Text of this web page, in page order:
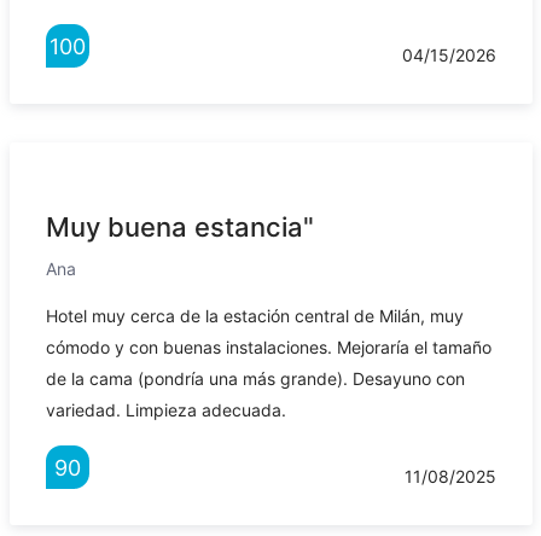
100 04/15/2026
Muy buena estancia"
Ana
Hotel muy cerca de la estación central de Milán, muy
cómodo y con buenas instalaciones. Mejoraría el tamaño
de la cama (pondría una más grande). Desayuno con
variedad. Limpieza adecuada.
90 11/08/2025